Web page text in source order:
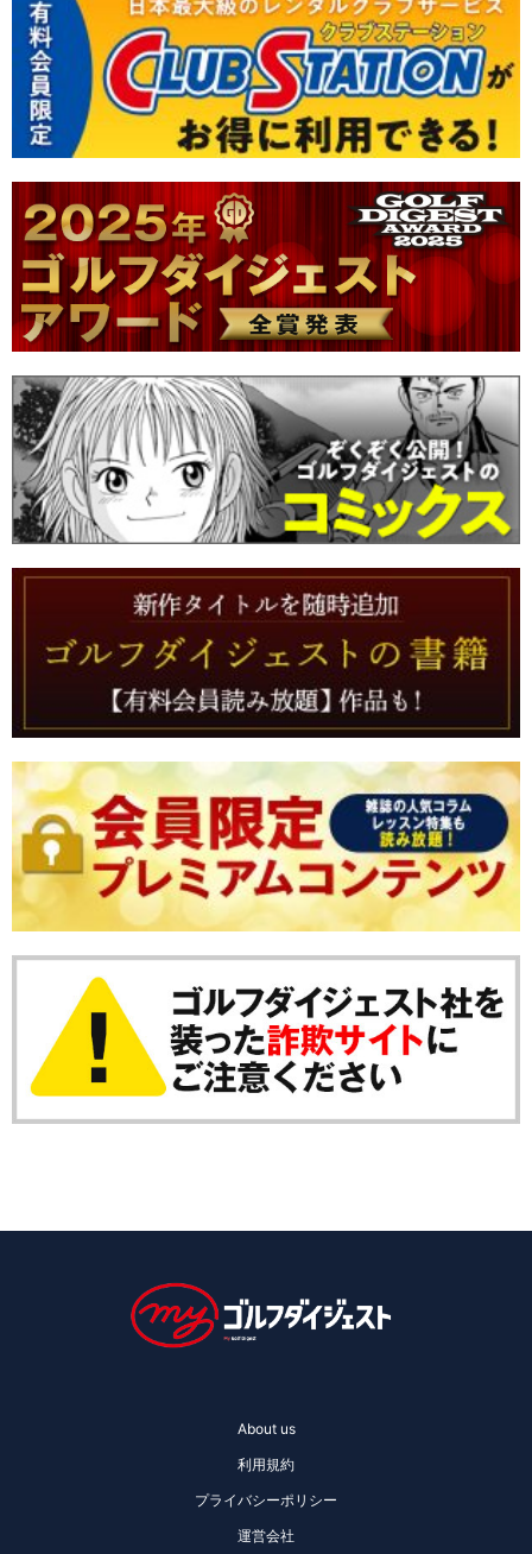
About us
利用規約
プライバシーポリシー
運営会社